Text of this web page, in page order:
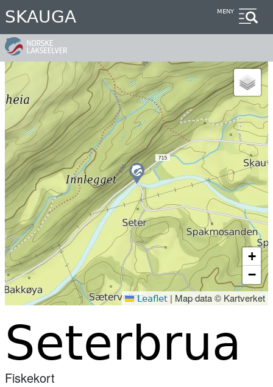
Hopp
til
hovedinnhold
SKAUGA MENY
+
−
Leaflet | Map data © Kartverket
Seterbrua
Fiskekort